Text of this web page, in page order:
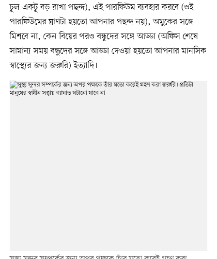
চুল একটু বড় রাখা পছন্দ), এই পারফিউম ব্যবহার করবে (ওই
পারফিউমের ঘ্রাণটা হয়তো আপনার পছন্দ নয়), অমুকের সঙ্গে
মিশবে না, কেন বিয়ের পরও বন্ধুদের সঙ্গে আড্ডা (অফিস শেষে
সামান্য সময় বন্ধুদের সঙ্গে আড্ডা দেওয়া হয়তো আপনার মানসিক
স্বাস্থ্যের জন্য জরুরি) ইত্যাদি।